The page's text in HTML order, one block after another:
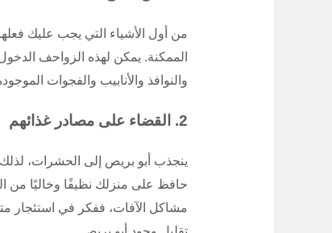
من أول الأشياء التي يجب عليك
الممكنة. يمكن لهذه الزواحف
والنوافذ والأنابيب والفجوات
2. القضاء على مصادر غذائهم
ينجذب أبو بريص إلى الحشرات،
حافظ على منزلك نظيفًا وخاليًا من
مشاكل الآفات، ففكر في استئجار